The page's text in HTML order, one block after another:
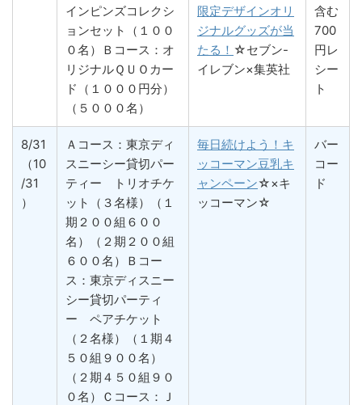
インピンズコレクシ
ョンセット（１００
０名）Ｂコース：オ
リジナルＱＵＯカー
ド（１０００円分）
（５０００名）
限定デザインオリ
ジナルグッズが当
たる！ ☆セブン-
イレブン×集英社
含む
700
円レ
シー
ト
8/31
（10
/31
）
Ａコース：東京ディ
スニーシー貸切パー
ティー トリオチケ
ット（３名様）（１
期２００組６００
名）（２期２００組
６００名）Ｂコー
ス：東京ディスニー
シー貸切パーティ
ー ペアチケット
（２名様）（１期４
５０組９００名）
（２期４５０組９０
０名）Ｃコース：Ｊ
毎日続けよう！キ
ッコーマン豆乳キ
ャンペーン☆×キ
ッコーマン☆
バー
コー
ド